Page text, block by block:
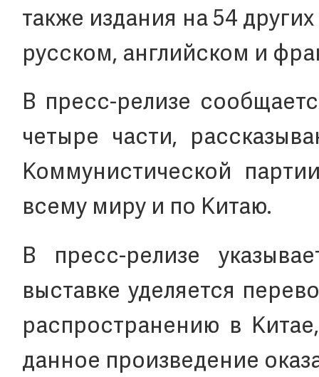
также издания на 54
русском, английском и
В пресс-релизе
четыре части,
Коммунистической
всему миру и по Китаю.
В пресс-релизе
выставке уделяется
распространению в
данное произведение